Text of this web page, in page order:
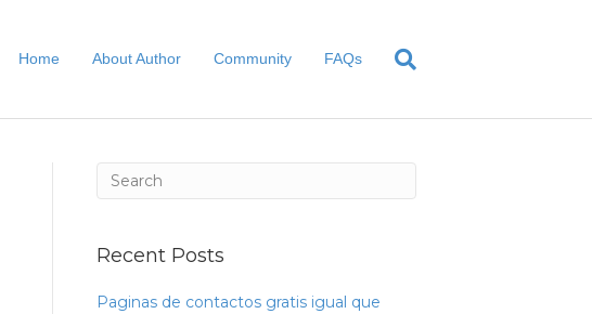
Home About Author Community FAQs
Recent Posts
Paginas de contactos gratis igual que